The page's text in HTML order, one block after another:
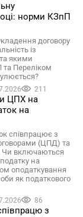
норми КЗпП
договору
із
якими
Переліком
211
ЦПХ на
на
співпрацює з
(ЦПД) та
Чи включаються
на
оподаткування
як податкового
86
з